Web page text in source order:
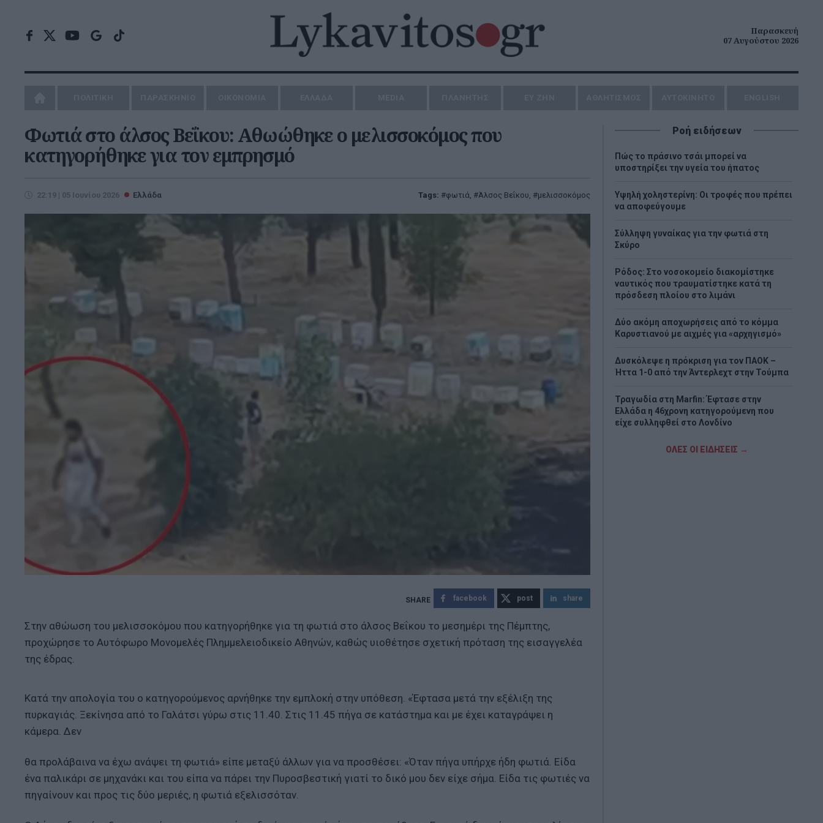
Παρασκευή
07 Αυγούστου 2026
Φωτιά στο άλσος Βεΐκου: Αθωώθηκε ο μελισσοκόμος που
κατηγορήθηκε για τον εμπρησμό
22:19 | 05 Ιουνίου 2026 Ελλάδα Tags: φωτιά, Άλσος Βεΐκου, μελισσοκόμος
facebook post share
Στην αθώωση του μελισσοκόμου που κατηγορήθηκε για τη φωτιά στο άλσος Βεΐκου το μεσημέρι της Πέμπτης,
προχώρησε το Αυτόφωρο Μονομελές Πλημμελειοδικείο Αθηνών, καθώς υιοθέτησε σχετική πρόταση της εισαγγελέα
της έδρας.
Κατά την απολογία του ο κατηγορούμενος αρνήθηκε την εμπλοκή στην υπόθεση. «Έφτασα μετά την εξέλιξη της
πυρκαγιάς. Ξεκίνησα από το Γαλάτσι γύρω στις 11.40. Στις 11.45 πήγα σε κατάστημα και με έχει καταγράψει η
κάμερα. Δεν
θα προλάβαινα να έχω ανάψει τη φωτιά» είπε μεταξύ άλλων για να προσθέσει: «Όταν πήγα υπήρχε ήδη φωτιά. Είδα
ένα παλικάρι σε μηχανάκι και του είπα να πάρει την Πυροσβεστική γιατί το δικό μου δεν είχε σήμα. Είδα τις φωτιές να
πηγαίνουν και προς τις δύο μεριές, η φωτιά εξελισσόταν.
Ροή ειδήσεων
Πώς το πράσινο τσάι μπορεί να
υποστηρίξει την υγεία του ήπατος
Υψηλή χοληστερίνη: Οι τροφές που πρέπει
να αποφεύγουμε
Σύλληψη γυναίκας για την φωτιά στη
Σκύρο
Ρόδος: Στο νοσοκομείο διακομίστηκε
ναυτικός που τραυματίστηκε κατά τη
πρόσδεση πλοίου στο λιμάνι
Δύο ακόμη αποχωρήσεις από το κόμμα
Καρυστιανού με αιχμές για «αρχηγισμό»
Δυσκόλεψε η πρόκριση για τον ΠΑΟΚ –
Ήττα 1-0 από την Άντερλεχτ στην Τούμπα
Τραγωδία στη Marfin: Έφτασε στην
Ελλάδα η 46χρονη κατηγορούμενη που
είχε συλληφθεί στο Λονδίνο
Τζόκερ: Η κλήρωση της Πέμπτης - Οι
ΟΛΕΣ ΟΙ ΕΙΔΗΣΕΙΣ →